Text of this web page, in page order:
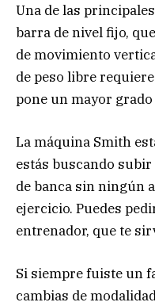
Una de las
barra de nivel fijo,
de movimiento
de peso libre
pone un mayor
La máquina Smith
estás buscando
de banca sin ningún
ejercicio. Puedes
entrenador, que te
Si siempre fuiste un
cambias de